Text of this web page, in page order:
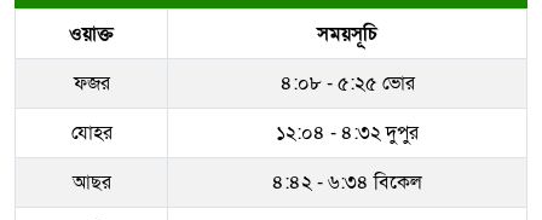
ওয়াক্ত
সময়সূচি
ফজর
৪:০৮ - ৫:২৫ ভোর
যোহর
১২:০৪ - ৪:৩২ দুপুর
আছর
৪:৪২ - ৬:৩৪ বিকেল